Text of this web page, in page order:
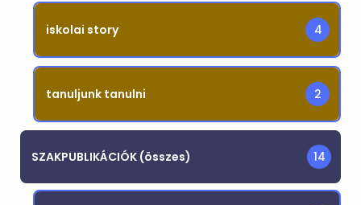
iskolai story 4
tanuljunk tanulni 2
SZAKPUBLIKÁCIÓK (összes) 14